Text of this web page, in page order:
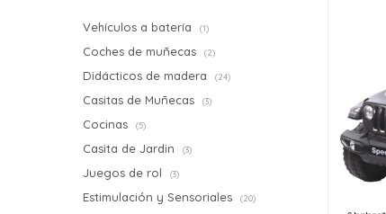
Vehículos a batería (1)
Coches de muñecas (2)
Didácticos de madera (24)
Casitas de Muñecas (3)
Cocinas (5)
Casita de Jardin (3)
Juegos de rol (3)
Estimulación y Sensoriales (20)